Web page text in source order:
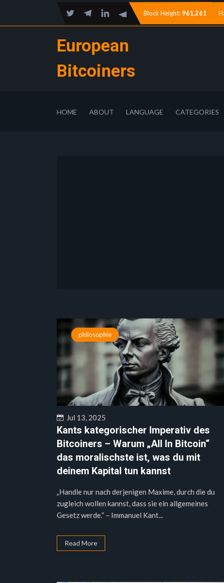
Block Height: 961,261
European
Bitcoiners
HOME ABOUT LANGUAGE CATEGORIES
philosophie
Jul 13, 2025
Kants kategorischer Imperativ des
Bitcoiners – Warum „All In Bitcoin“
das moralischste ist, was du mit
deinem Kapital tun kannst
„Handle nur nach derjenigen Maxime, durch die du
zugleich wollen kannst, dass sie ein allgemeines
Gesetz werde.“ – Immanuel Kant...
Read More